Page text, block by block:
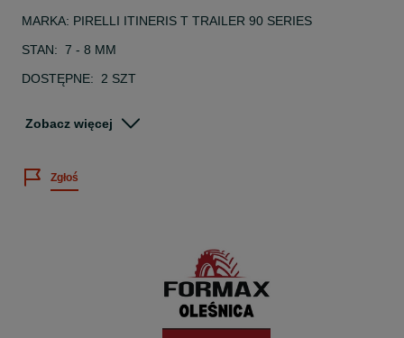
MARKA: PIRELLI ITINERIS T TRAILER 90 SERIES
STAN: 7 - 8 MM
DOSTĘPNE: 2 SZT
Wszystkie oferowane opony objęte są gwarancją rozruchową.
W ofercie posiadamy bardzo dużą ilość opon.
W przypadku jakichkolwiek pytań pozostajemy do dyspozycji.
Gwarantujemy najwyższą jakość usługi i obsługi klienta!
Zobacz więcej
Zgłoś